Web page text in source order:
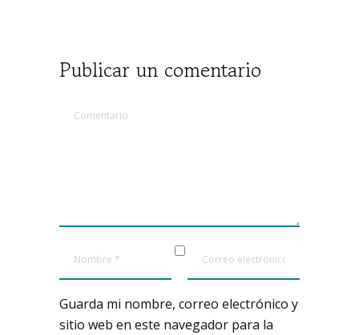
Publicar un comentario
Guarda mi nombre, correo electrónico y
sitio web en este navegador para la